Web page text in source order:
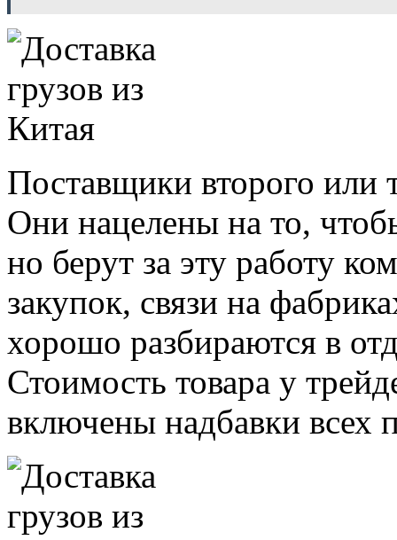
Поставщики второго или
Они нацелены на то,
но берут за эту работу
закупок, связи на
хорошо разбираются в
Стоимость товара у
включены надбавки всех